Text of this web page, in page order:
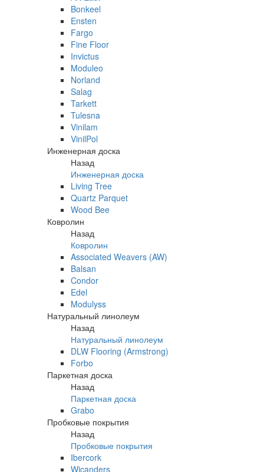
Bonkeel
Ensten
Fargo
Fine Floor
Invictus
Moduleo
Norland
Salag
Tarkett
Tulesna
Vinilam
VinilPol
Инженерная доска
Назад
Инженерная доска
Living Tree
Quartz Parquet
Wood Bee
Ковролин
Назад
Ковролин
Associated Weavers (AW)
Balsan
Condor
Edel
Modulyss
Натуральный линолеум
Назад
Натуральный линолеум
DLW Flooring (Armstrong)
Forbo
Паркетная доска
Назад
Паркетная доска
Grabo
Пробковые покрытия
Назад
Пробковые покрытия
Ibercork
Wicanders